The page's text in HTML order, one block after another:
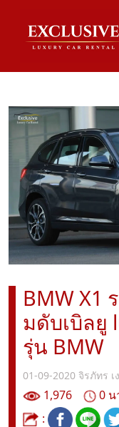
BMW X1
มดับเบิลยู
รุ่น BMW
01-09-2020 จิรภัทร เ
1,976
0 น
: